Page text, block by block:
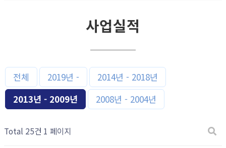
사업실적
전체 2019년 -
2014년 - 2018년
2013년 - 2009년
2008년 - 2004년
Total 25건 1 페이지